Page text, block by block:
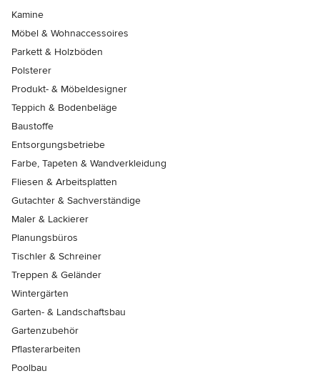
Kamine
Möbel & Wohnaccessoires
Parkett & Holzböden
Polsterer
Produkt- & Möbeldesigner
Teppich & Bodenbeläge
Baustoffe
Entsorgungsbetriebe
Farbe, Tapeten & Wandverkleidung
Fliesen & Arbeitsplatten
Gutachter & Sachverständige
Maler & Lackierer
Planungsbüros
Tischler & Schreiner
Treppen & Geländer
Wintergärten
Garten- & Landschaftsbau
Gartenzubehör
Pflasterarbeiten
Poolbau